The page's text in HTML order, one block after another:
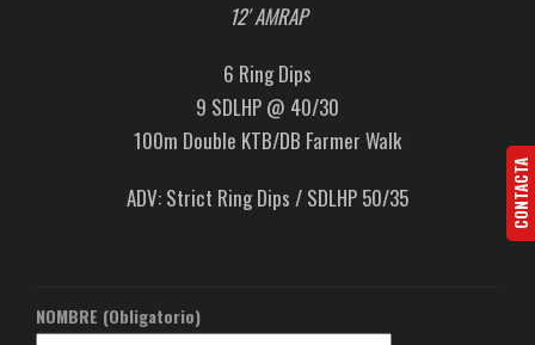
12′ AMRAP
6 Ring Dips
9 SDLHP @ 40/30
100m Double KTB/DB Farmer Walk
ADV: Strict Ring Dips / SDLHP 50/35
NOMBRE (Obligatorio)
CONTACTA